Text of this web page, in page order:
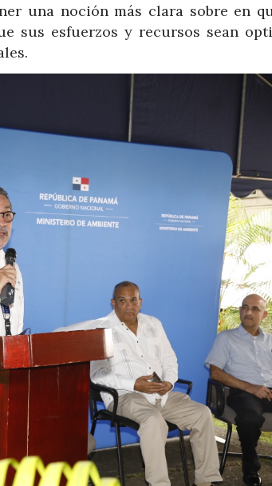
una noción más clara sobre en
sus esfuerzos y recursos sean